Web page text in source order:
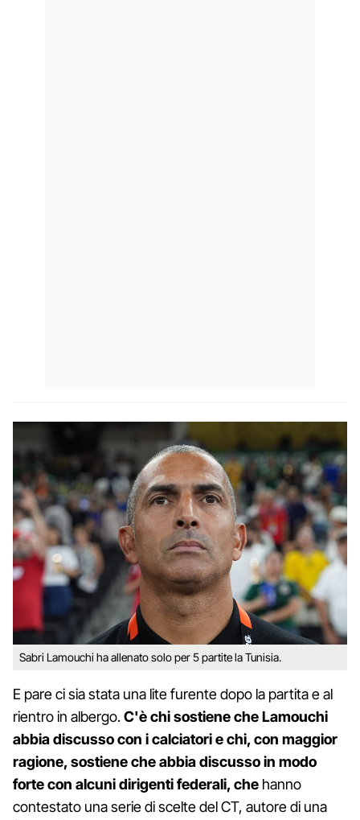
Sabri Lamouchi ha allenato solo per 5 partite la Tunisia.
E pare ci sia stata una lite furente dopo la partita e al
rientro in albergo.C'è chi sostiene che Lamouchi
abbia discusso con i calciatori e chi, con maggior
ragione, sostiene che abbia discusso in modo
forte con alcuni dirigenti federali, che hanno
contestato una serie di scelte del CT, autore di una